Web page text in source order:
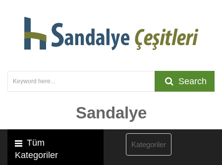
Search
Sandalye
Tüm
Kategoriler
Kategoriler